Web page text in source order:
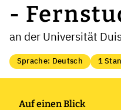
-
an der Universität
Sprache: Deutsch 1
Auf einen Blick